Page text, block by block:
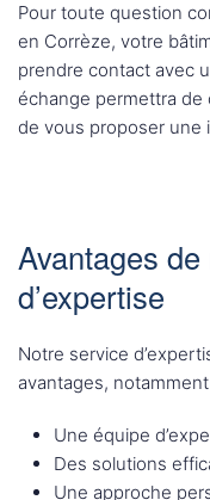
Pour toute question
en Corrèze, votre
prendre contact avec
échange permettra
de vous proposer une
Avantages
d’expertise
Notre service
avantages,
Une équipe
Des solutions
Une approche